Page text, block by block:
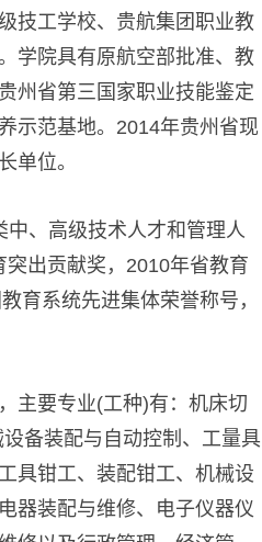
技工学校、贵航集团职业教
学院具有原航空部批准、教
州省第三国家职业技能鉴定
示范基地。2014年贵州省现
单位。
、高级技术人才和管理人
出贡献奖，2010年省教育
育系统先进集体荣誉称号，
主要专业(工种)有：机床切
备装配与自动控制、工量具
具钳工、装配钳工、机械设
器装配与维修、电子仪器仪